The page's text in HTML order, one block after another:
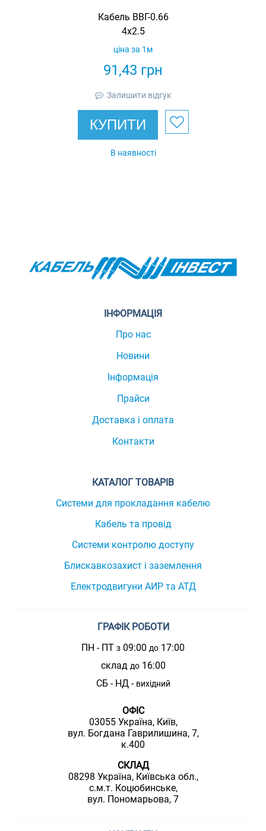
Кабель ВВГ-0.66
4х2.5
91,43 грн
ціна за 1м
Залишити відгук
КУПИТИ
В наявності
ІНФОРМАЦІЯ
Про нас
Новини
Інформація
Прайси
Доставка і оплата
Контакти
КАТАЛОГ ТОВАРІВ
Системи для прокладання кабелю
Кабель та провід
Системи контролю доступу
Блискавкозахист і заземлення
Електродвигуни АИР та АТД
ГРАФІК РОБОТИ
ПН - ПТ з 09:00 до 17:00
склад до16:00
СБ - НД - вихідний
ОФІС
03055 Україна, Київ,
вул. Богдана Гаврилишина, 7,
к.400
СКЛАД
08298 Україна, Київська обл.,
с.м.т. Коцюбинське,
вул. Пономарьова, 7